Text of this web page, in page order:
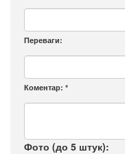
Переваги:
Коментар: *
Фото (до 5 штук):